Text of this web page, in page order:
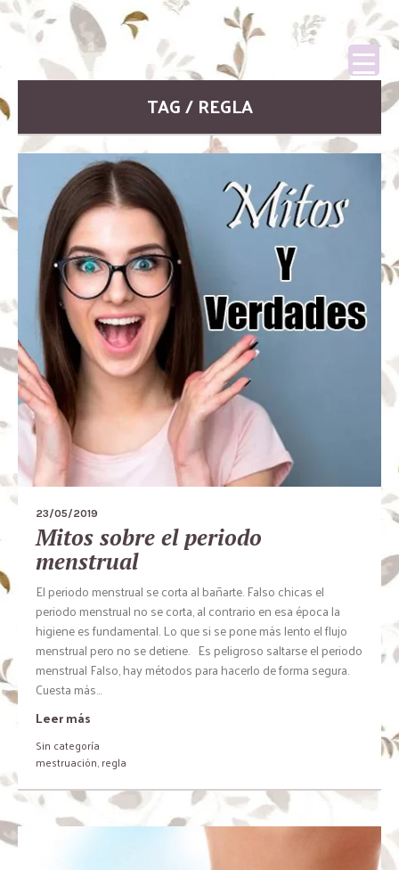
TAG / REGLA
23/05/2019
Mitos sobre el periodo
menstrual
El periodo menstrual se corta al bañarte. Falso chicas el
periodo menstrual no se corta, al contrario en esa época la
higiene es fundamental. Lo que si se pone más lento el flujo
menstrual pero no se detiene. Es peligroso saltarse el periodo
menstrual Falso, hay métodos para hacerlo de forma segura.
Cuesta más...
Leer más
Sin categoría
mestruación,regla